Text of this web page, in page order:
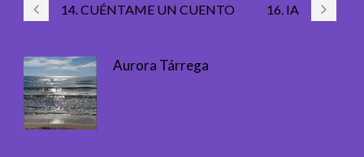
14. CUÉNTAME UN CUENTO 16. IA
Aurora Tárrega